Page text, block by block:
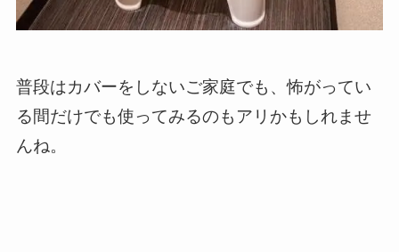
普段はカバーをしないご家庭でも、怖がってい
る間だけでも使ってみるのもアリかもしれませ
んね。